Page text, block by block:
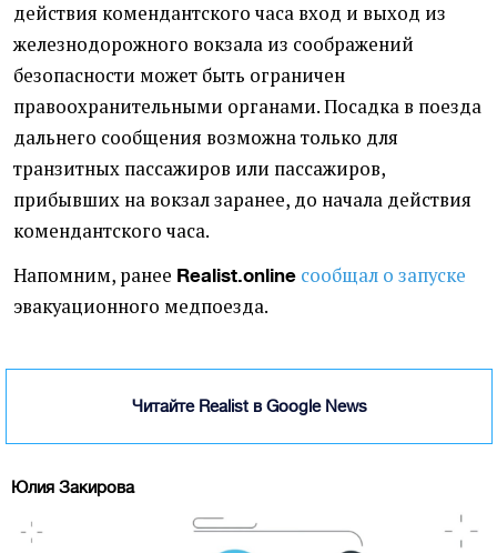
действия комендантского часа вход и выход из
железнодорожного вокзала из соображений
безопасности может быть ограничен
правоохранительными органами. Посадка в поезда
дальнего сообщения возможна только для
транзитных пассажиров или пассажиров,
прибывших на вокзал заранее, до начала действия
комендантского часа.
Напомним, ранее Realist.online сообщал о запуске
эвакуационного медпоезда.
Читайте Realist в Google News
Юлия Закирова